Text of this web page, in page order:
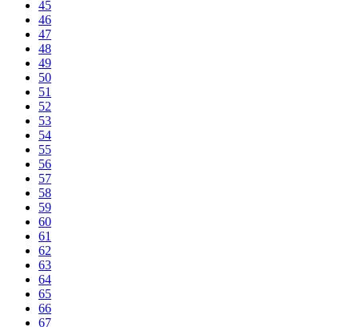
45
46
47
48
49
50
51
52
53
54
55
56
57
58
59
60
61
62
63
64
65
66
67